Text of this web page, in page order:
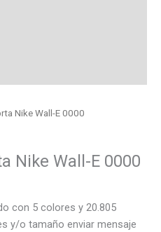
Nike Wall-E 0000
Nike Wall-E 0000
con 5 colores y 20.805
y/o tamaño enviar mensaje